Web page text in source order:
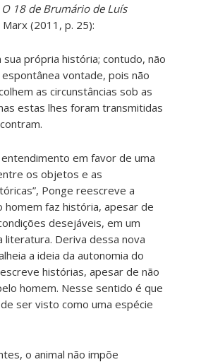
O 18 de Brumário de Luís
(2011, p. 25):
própria história; contudo, não
vontade, pois não
as circunstâncias sob as
estas lhes foram transmitidas
entendimento em favor de uma
os objetos e as
Ponge reescreve a
homem faz história, apesar de
desejáveis, em um
Deriva dessa nova
a ideia da autonomia do
histórias, apesar de não
homem. Nesse sentido é que
ser visto como uma espécie
o animal não impõe